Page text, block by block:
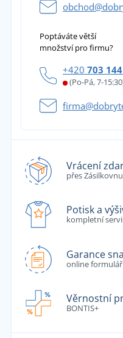
Poptáváte větší
množství pro firmu?
+420 703
(Po-Pá, 7-
Vrácení
přes Zásilkovnu
Potisk a
kompletní
Garance
online
Věrnostní
BONTIS+